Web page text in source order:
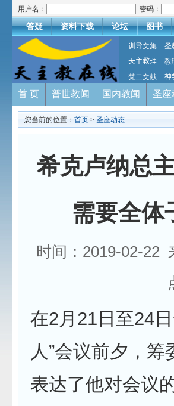
用户名： 密码：
答疑 资料下载 论坛 图书
训导文集 圣
天主教理
教
梵二文献
神
首 页 普世教闻 国内教闻 圣座
您当前的位置： 首页 > 圣座动态
希克卢纳总
需要全体
时间：2019-02-22
在2月21日至24
人”会议前夕，
表达了他对会议